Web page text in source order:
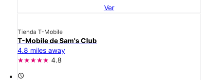
Ver
Tienda T-Mobile
T-Mobile de Sam's Club
4.8 miles away
4.8
access_time